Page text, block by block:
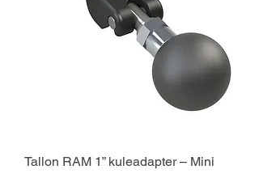
Tallon RAM 1” kuleadapter – Mini